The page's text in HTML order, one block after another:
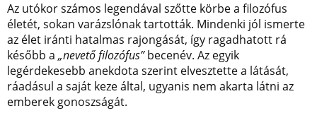
Az utókor számos legendával szőtte körbe a filozófus
életét, sokan varázslónak tartották. Mindenki jól ismerte
az élet iránti hatalmas rajongását, így ragadhatott rá
később a „nevető filozófus”becenév. Az egyik
legérdekesebb anekdota szerint elvesztette a látását,
ráadásul a saját keze által, ugyanis nem akarta látni az
emberek gonoszságát.